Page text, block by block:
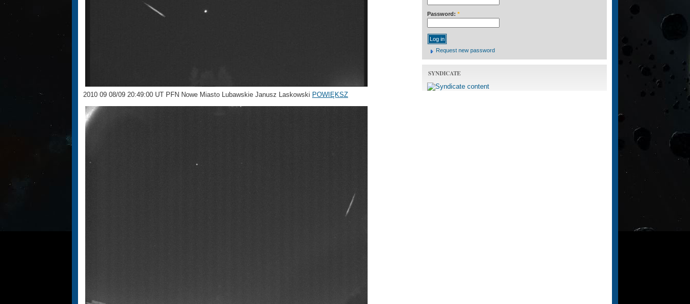
2010 09 08/09 20:49:00 UT PFN Nowe Miasto Lubawskie Janusz Laskowski POWIĘKSZ
Password: *
Request new password
SYNDICATE